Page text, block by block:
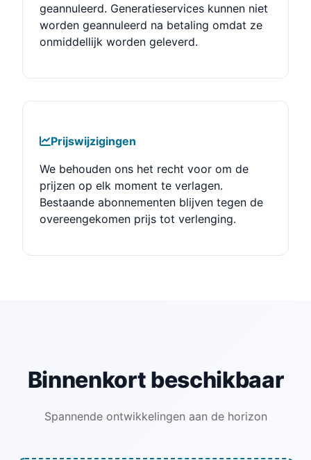
geannuleerd. Generatieservices kunnen niet
worden geannuleerd na betaling omdat ze
onmiddellijk worden geleverd.
Prijswijzigingen
We behouden ons het recht voor om de
prijzen op elk moment te verlagen.
Bestaande abonnementen blijven tegen de
overeengekomen prijs tot verlenging.
Binnenkort beschikbaar
Spannende ontwikkelingen aan de horizon